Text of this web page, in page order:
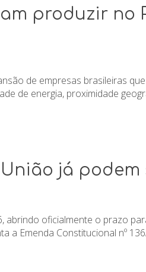
produzir no
de empresas brasileiras
de energia, proximidade
já podem
abrindo oficialmente o prazo
a Emenda Constitucional nº